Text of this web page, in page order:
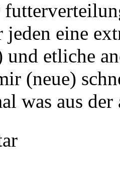
jeden eine
etliche
(neue)
was aus